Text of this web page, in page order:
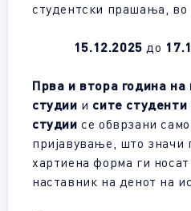
студентски прашања, во
15.12.2025 до 1 7.
Прва и втора година на
студии и сите студенти
студии се обврзани
пријавување, што значи
хартиена форма ги
наставник на денот на